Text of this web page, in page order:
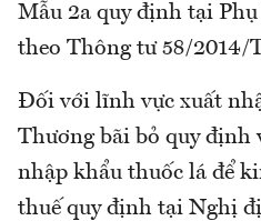
Mẫu 2a quy định tại
theo Thông tư 58/2014/
Đối với lĩnh vực xuất
Thương bãi bỏ quy định
nhập khẩu thuốc lá để
thuế quy định tại Nghị